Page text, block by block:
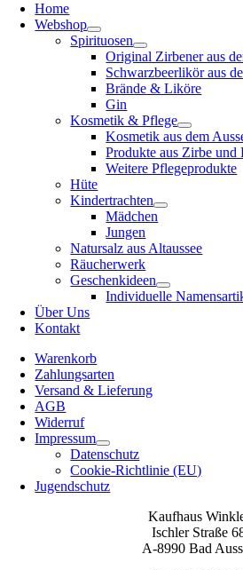
Home
Webshop
Spirituosen
Original Zirbener aus
Schwarzbeerlikör aus
Brände & Liköre
Gin
Kosmetik & Pflege
Kosmetik aus dem
Produkte aus Zirbe und
Weitere Pflegeprodukte
Hüte
Kindertrachten
Mädchen
Jungen
Natursalz aus Altaussee
Räucherwerk
Geschenkideen
Individuelle
Über Uns
Kontakt
Warenkorb
Zahlungsarten
Versand & Lieferung
AGB
Widerruf
Impressum
Datenschutz
Cookie-Richtlinie (EU)
Jugendschutz
Kaufhaus
Ischler Straße
A-8990 Bad